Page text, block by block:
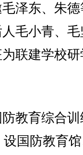
泽东、朱
毛小青、
联建学校
教育综合训
国防教育